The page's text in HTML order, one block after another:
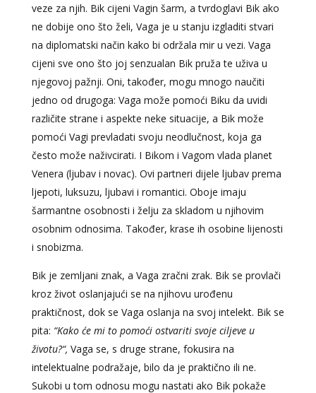
veze za njih. Bik cijeni Vagin šarm, a tvrdoglavi Bik ako
ne dobije ono što želi, Vaga je u stanju izgladiti stvari
na diplomatski način kako bi održala mir u vezi. Vaga
cijeni sve ono što joj senzualan Bik pruža te uživa u
njegovoj pažnji. Oni, također, mogu mnogo naučiti
jedno od drugoga: Vaga može pomoći Biku da uvidi
različite strane i aspekte neke situacije, a Bik može
pomoći Vagi prevladati svoju neodlučnost, koja ga
često može naživcirati. I Bikom i Vagom vlada planet
Venera (ljubav i novac). Ovi partneri dijele ljubav prema
ljepoti, luksuzu, ljubavi i romantici. Oboje imaju
šarmantne osobnosti i želju za skladom u njihovim
osobnim odnosima. Također, krase ih osobine lijenosti
i snobizma.
Bik je zemljani znak, a Vaga zračni zrak. Bik se provlači
kroz život oslanjajući se na njihovu urođenu
praktičnost, dok se Vaga oslanja na svoj intelekt. Bik se
pita: “Kako će mi to pomoći ostvariti svoje ciljeve u
životu?“, Vaga se, s druge strane, fokusira na
intelektualne podražaje, bilo da je praktično ili ne.
Sukobi u tom odnosu mogu nastati ako Bik pokaže